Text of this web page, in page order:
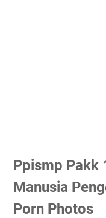
Ppismp Pakk
Manusia
Porn Photos